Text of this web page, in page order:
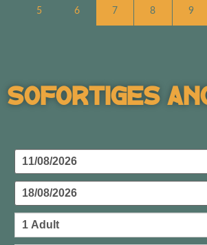
5 6 7 8 9
Sofortiges